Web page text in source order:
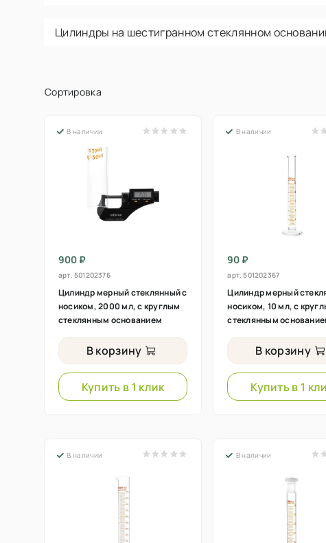
Цилиндры на шестигранном стеклянном
Сортировка
В наличии
900 ₽
арт. 501202376
Цилиндр мерный стеклянный с
носиком, 2000 мл, с круглым
стеклянным основанием
В корзину
Купить в 1 клик
В наличии
90 ₽
арт.501202367
Цилиндр мерный
носиком, 10 мл, с
стеклянным
В корзину
Купить в 1
В наличии В наличии